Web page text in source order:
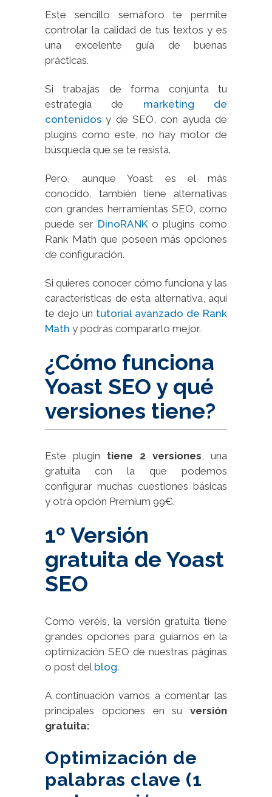
Este sencillo semáforo te permite
controlar la calidad de tus textos y es
una excelente guía de buenas
prácticas.
Si trabajas de forma conjunta tu
estrategia de marketing de
contenidos y de SEO, con ayuda de
plugins como este, no hay motor de
búsqueda que se te resista.
Pero, aunque Yoast es el más
conocido, también tiene alternativas
con grandes herramientas SEO, como
puede ser DinoRANK o plugins como
Rank Math que poseen más opciones
de configuración.
Si quieres conocer cómo funciona y las
características de esta alternativa, aquí
te dejo un tutorial avanzado de Rank
Math y podrás compararlo mejor.
¿Cómo funciona
Yoast SEO y qué
versiones tiene?
Este plugin tiene 2 versiones , una
gratuita con la que podemos
configurar muchas cuestiones básicas
y otra opción Premium 99€.
1º Versión
gratuita de Yoast
SEO
Como veréis, la versión gratuita tiene
grandes opciones para guiarnos en la
optimización SEO de nuestras páginas
o post del blog.
A continuación vamos a comentar las
principales opciones en su versión
gratuita:
Optimización de
palabras clave (1